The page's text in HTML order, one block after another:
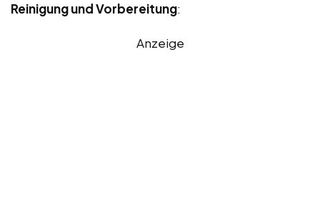
Reinigung und Vorbereitung:
Anzeige